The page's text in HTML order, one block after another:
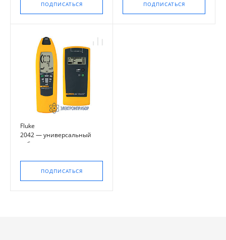
ПОДПИСАТЬСЯ ПОДПИСАТЬСЯ
Fluke
2042 — универсальный
кабелеискатель
ПОДПИСАТЬСЯ